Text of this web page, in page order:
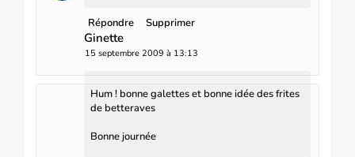
Répondre Supprimer
Ginette
15 septembre 2009 à 13:13
Hum ! bonne galettes et bonne idée des frites
de betteraves
Bonne journée